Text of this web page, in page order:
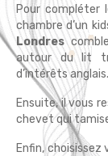
Pour compléter
chambre d’un
Londres
autour du lit
d’intérêts anglais.
Ensuite, il vous
chevet qui
Enfin, choisissez